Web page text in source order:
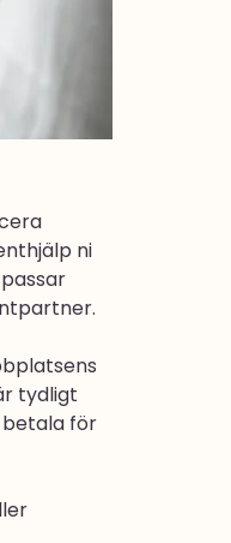
ni
tydligt
för